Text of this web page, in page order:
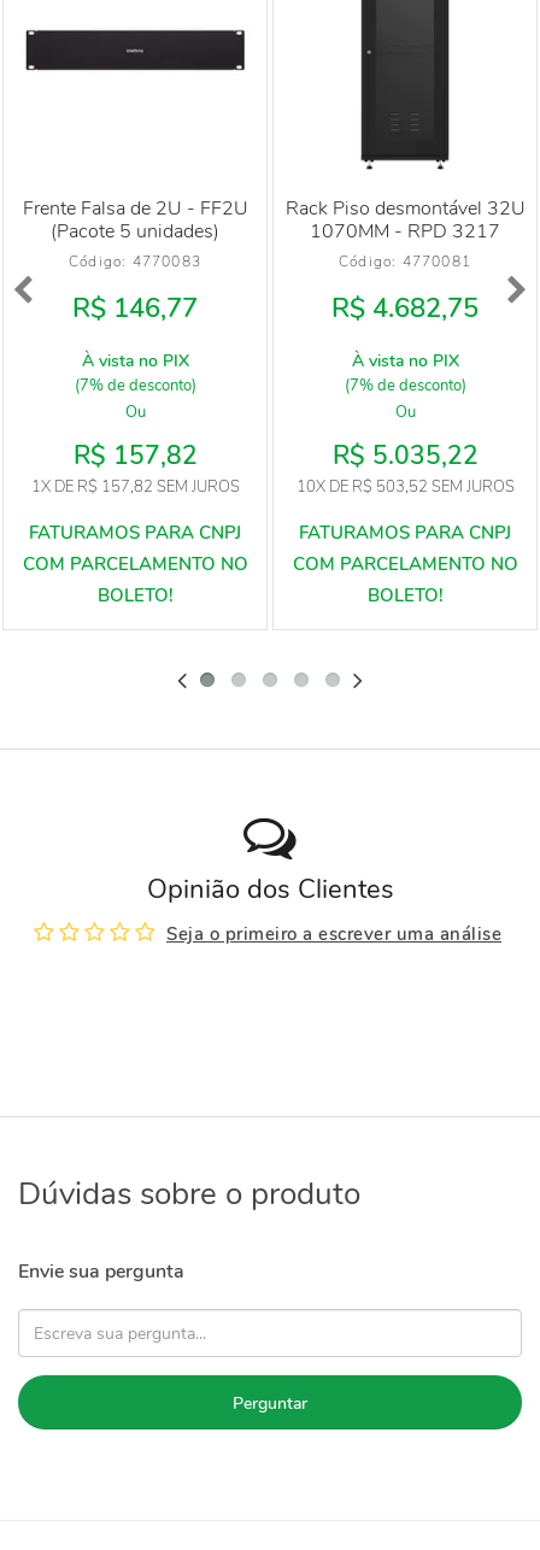
Frente Falsa de 2U - FF2U
(Pacote 5 unidades)
Código: 4770083
R$ 146,77
À vista no PIX
(7% de desconto)
Ou
R$ 157,82
1XDE R$ 157,82 SEM JUROS
Rack Piso desmontável 32U
1070MM - RPD 3217
Código: 4770081
R$ 4.682,75
À vista no PIX
(7% de desconto)
Ou
R$ 5.035,22
10XDE R$ 503,52 SEM JUROS
Opinião dos Clientes
Seja o primeiro a escrever uma análise
Dúvidas sobre o produto
Envie sua pergunta
Perguntar